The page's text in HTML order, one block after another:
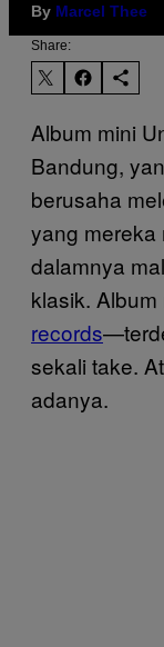
By Marcel Thee
Share:
Album mini
Bandung,
berusaha
yang mereka
dalamnya
klasik.
records
sekali take.
adanya.